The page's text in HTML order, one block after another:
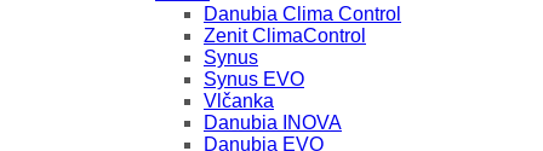
Danubia Clima Control
Zenit ClimaControl
Synus
Synus EVO
Vlčanka
Danubia INOVA
Danubia EVO